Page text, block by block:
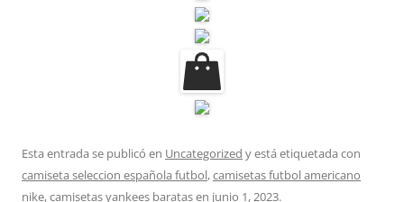
Esta entrada se publicó en Uncategorized y está etiquetada con
camiseta seleccion española futbol,camisetas futbol americano
nike,camisetas yankees baratasen junio 1, 2023.